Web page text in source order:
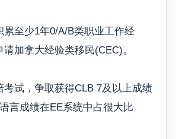
累至少1年0/A/B类职业工作经
加拿大经验类移民(CEC)。
考试，争取获得CLB 7及以上成绩
言成绩在EE系统中占很大比